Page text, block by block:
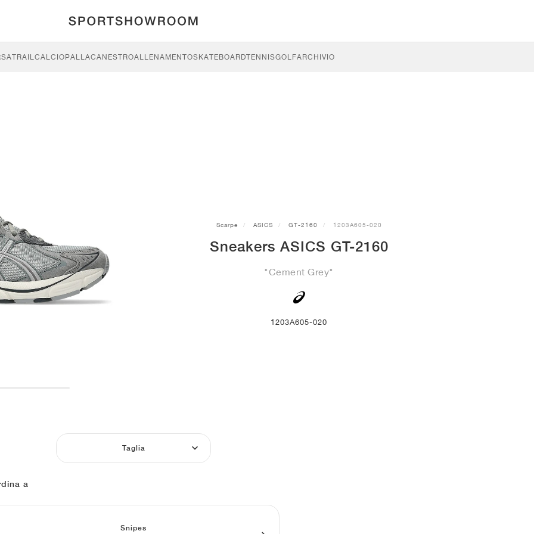
TRAILCALCIOPALLACANESTROALLENAMENTOSKATEBOARDTENNISGOLFARCHIVIO
Scarpe ASICS GT-2160 1203A605-020
Sneakers ASICS GT-2160
"Cement Grey"
1203A605-020
Taglia
a
Snipes